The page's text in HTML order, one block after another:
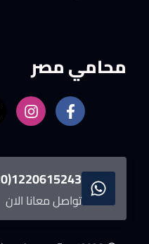
محامي مصر
1220615243(20+)
تواصل معانا الان